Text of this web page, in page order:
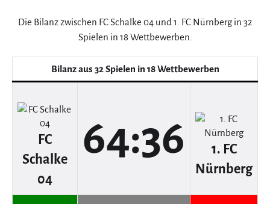
Die Bilanz zwischen FC Schalke 04 und 1. FC Nürnberg in 32
Spielen in 18 Wettbewerben.
Bilanz aus 32 Spielen in 18 Wettbewerben
FC
Schalke
04
64:36
1. FC
Nürnberg